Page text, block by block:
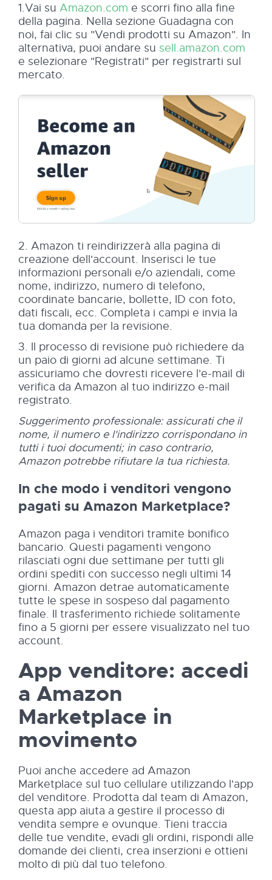
1.Vai su Amazon.com e scorri fino alla fine
della pagina. Nella sezione Guadagna con
noi, fai clic su "Vendi prodotti su Amazon". In
alternativa, puoi andare su sell.amazon.com
e selezionare "Registrati" per registrarti sul
mercato.
2. Amazon ti reindirizzerà alla pagina di
creazione dell'account. Inserisci le tue
informazioni personali e/o aziendali, come
nome, indirizzo, numero di telefono,
coordinate bancarie, bollette, ID con foto,
dati fiscali, ecc. Completa i campi e invia la
tua domanda per la revisione.
3. Il processo di revisione può richiedere da
un paio di giorni ad alcune settimane. Ti
assicuriamo che dovresti ricevere l'e-mail di
verifica da Amazon al tuo indirizzo e-mail
registrato.
Suggerimento professionale: assicurati che il
nome, il numero e l'indirizzo corrispondano in
tutti i tuoi documenti; in caso contrario,
Amazon potrebbe rifiutare la tua richiesta.
In che modo i venditori vengono
pagati su Amazon Marketplace?
Amazon paga i venditori tramite bonifico
bancario. Questi pagamenti vengono
rilasciati ogni due settimane per tutti gli
ordini spediti con successo negli ultimi 14
giorni. Amazon detrae automaticamente
tutte le spese in sospeso dal pagamento
finale. Il trasferimento richiede solitamente
fino a 5 giorni per essere visualizzato nel tuo
account.
App venditore: accedi
a Amazon
Marketplace in
movimento
Puoi anche accedere ad Amazon
Marketplace sul tuo cellulare utilizzando l'app
del venditore. Prodotta dal team di Amazon,
questa app aiuta a gestire il processo di
vendita sempre e ovunque. Tieni traccia
delle tue vendite, evadi gli ordini, rispondi alle
domande dei clienti, crea inserzioni e ottieni
molto di più dal tuo telefono.